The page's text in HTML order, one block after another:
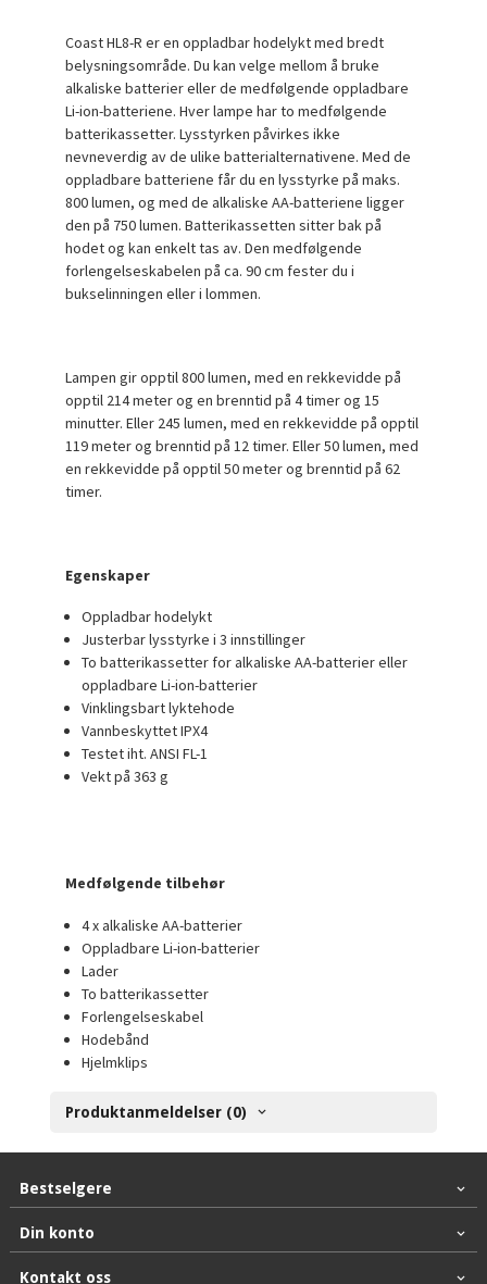
Coast HL8-R er en oppladbar hodelykt med bredt
belysningsområde. Du kan velge mellom å bruke
alkaliske batterier eller de medfølgende oppladbare
Li-ion-batteriene. Hver lampe har to medfølgende
batterikassetter. Lysstyrken påvirkes ikke
nevneverdig av de ulike batterialternativene. Med de
oppladbare batteriene får du en lysstyrke på maks.
800 lumen, og med de alkaliske AA-batteriene ligger
den på 750 lumen. Batterikassetten sitter bak på
hodet og kan enkelt tas av. Den medfølgende
forlengelseskabelen på ca. 90 cm fester du i
bukselinningen eller i lommen.
Lampen gir opptil 800 lumen, med en rekkevidde på
opptil 214 meter og en brenntid på 4 timer og 15
minutter. Eller 245 lumen, med en rekkevidde på opptil
119 meter og brenntid på 12 timer. Eller 50 lumen, med
en rekkevidde på opptil 50 meter og brenntid på 62
timer.
Egenskaper
Oppladbar hodelykt
Justerbar lysstyrke i 3 innstillinger
To batterikassetter for alkaliske AA-batterier eller
oppladbare Li-ion-batterier
Vinklingsbart lyktehode
Vannbeskyttet IPX4
Testet iht. ANSI FL-1
Vekt på 363 g
Medfølgende tilbehør
4 x alkaliske AA-batterier
Oppladbare Li-ion-batterier
Lader
To batterikassetter
Forlengelseskabel
Hodebånd
Hjelmklips
Produktanmeldelser (0)
Bestselgere
Din konto
Kontakt oss